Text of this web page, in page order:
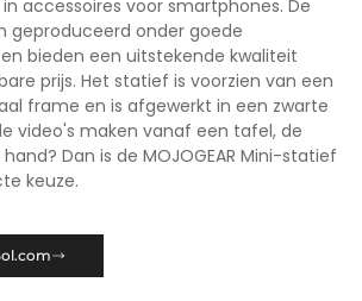
accessoires voor smartphones. De
geproduceerd onder goede
bieden een uitstekende kwaliteit
prijs. Het statief is voorzien van een
frame en is afgewerkt in een zwarte
video's maken vanaf een tafel, de
Dan is de MOJOGEAR Mini-statief
keuze.